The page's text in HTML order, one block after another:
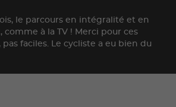
le parcours en intégralité et en
à la TV ! Merci pour ces
faciles. Le cycliste a eu bien du